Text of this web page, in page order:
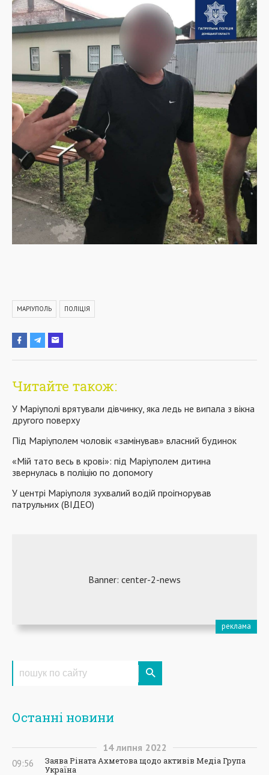
МАРІУПОЛЬ ПОЛІЦІЯ
Читайте також:
У Маріуполі врятували дівчинку, яка ледь не випала з вікна
другого поверху
Під Маріуполем чоловік «замінував» власний будинок
«Мій тато весь в крові»: під Маріуполем дитина
звернулась в поліцію по допомогу
У центрі Маріуполя зухвалий водій проігнорував
патрульних (ВІДЕО)
Останні новини
14 липня 2022
09:56
Заява Ріната Ахметова щодо активів Медіа Група
Україна